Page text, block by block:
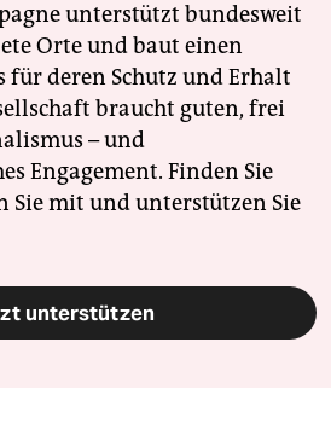
unterstützt bundesweit
Orte und baut einen
für deren Schutz und Erhalt
braucht guten, frei
– und
Engagement. Finden Sie
Sie mit und unterstützen Sie
unterstützen